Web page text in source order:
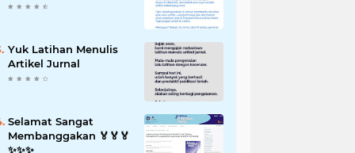
Yuk Latihan Menulis
Artikel Jurnal
Selamat Sangat
Membanggakan 🏅🏅🏅
✨️✨️✨️